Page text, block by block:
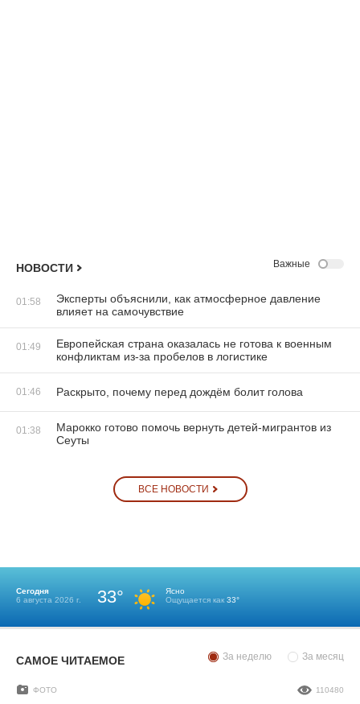
НОВОСТИ Важные
01:58
Эксперты объяснили, как атмосферное давление
влияет на самочувствие
01:49
Европейская страна оказалась не готова к военным
конфликтам из-за пробелов в логистике
01:46 Раскрыто, почему перед дождём болит голова
01:38
Марокко готово помочь вернуть детей-мигрантов из
Сеуты
ВСЕ НОВОСТИ
Сегодня
6 августа 2026 г.
33°
Ясно
Ощущается как 33°
САМОЕ ЧИТАЕМОЕ За неделю За месяц
ФОТО 110480